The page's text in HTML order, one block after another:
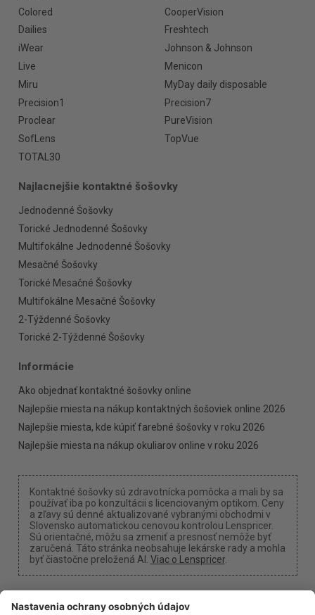
Colored
CooperVision
Dailies
Freshtech
iWear
Johnson & Johnson
Live
Menicon
Miru
MyDay daily disposable
Precision1
Precision7
Proclear
PureVision
SofLens
TopVue
TOTAL30
Najlacnejšie kontaktné šošovky
Jednodenné Šošovky
Torické Jednodenné Šošovky
Multifokálne Jednodenné Šošovky
Mesačné Šošovky
Torické Mesačné Šošovky
Multifokálne Mesačné Šošovky
2-Týždenné Šošovky
Torické 2-Týždenné Šošovky
Informácie
Ako objednať kontaktné šošovky online
Najlepšie miesta na nákup kontaktných šošoviek online 2026
Najlepšie miesta, kde kúpiť farebné šošovky v roku 2026
Najlepšie miesta na nákup okuliarov online v roku 2026
Kontaktné šošovky sú zdravotnícka pomôcka a mali by sa
používať iba po konzultácii s licenciovaným optikom. Ceny
a zľavy sú denné aktualizované vybranými obchodmi v
Slovensko automatickou cenovou kontrolou Lenspricer.
Sú orientačné, môžu sa zmeniť a presnosť nemôže byť
zaručená. Táto stránka neobsahuje lekárske rady a mohla
byť čiastočne preložená AI. Viac o Lenspricer.